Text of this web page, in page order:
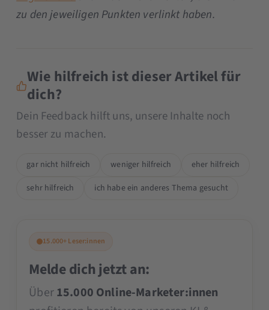
zu den jeweiligen Punkten verlinkt haben.
Wie hilfreich ist dieser Artikel für
dich?
Dein Feedback hilft uns, unsere Inhalte noch
besser zu machen.
gar nicht hilfreich weniger hilfreich
eher hilfreich
sehr hilfreich
ich habe ein anderes Thema gesucht
15.000+ Leser:innen
Melde dich jetzt an:
Über15.000 Online-Marketer:innen